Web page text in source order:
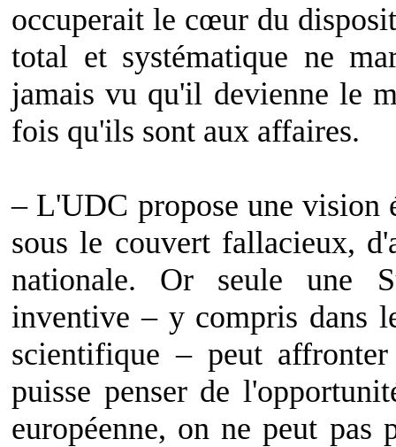
occuperait le cœur du
total et systématique ne
jamais vu qu'il devienne le
fois qu'ils sont aux affaires.
– L'UDC propose une vision
sous le couvert fallacieux,
nationale. Or seule une
inventive – y compris dans
scientifique – peut
puisse penser de
européenne, on ne peut pas